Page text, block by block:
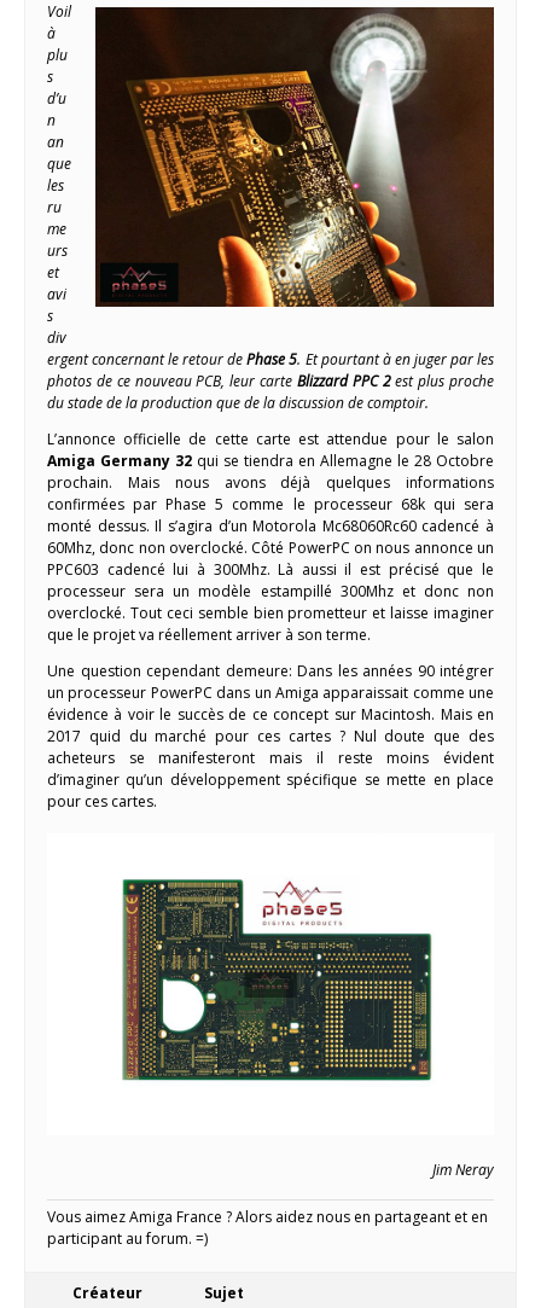
Voil
à
plu
s
d’u
n
an
que
les
ru
me
urs
et
avi
s
div
ergent concernant le retour dePhase 5. Et pourtant à en juger par les
photos de ce nouveau PCB, leur carte Blizzard PPC 2est plus proche
du stade de la production que de la discussion de comptoir.
L’annonce officielle de cette carte est attendue pour le salon
Amiga Germany 32 qui se tiendra en Allemagne le 28 Octobre
prochain. Mais nous avons déjà quelques informations
confirmées par Phase 5 comme le processeur 68k qui sera
monté dessus. Il s’agira d’un Motorola Mc68060Rc60 cadencé à
60Mhz, donc non overclocké. Côté PowerPC on nous annonce un
PPC603 cadencé lui à 300Mhz. Là aussi il est précisé que le
processeur sera un modèle estampillé 300Mhz et donc non
overclocké. Tout ceci semble bien prometteur et laisse imaginer
que le projet va réellement arriver à son terme.
Une question cependant demeure: Dans les années 90 intégrer
un processeur PowerPC dans un Amiga apparaissait comme une
évidence à voir le succès de ce concept sur Macintosh. Mais en
2017 quid du marché pour ces cartes ? Nul doute que des
acheteurs se manifesteront mais il reste moins évident
d’imaginer qu’un développement spécifique se mette en place
pour ces cartes.
Jim Neray
Vous aimez Amiga France ? Alors aidez nous en partageant et en
participant au forum. =)
Créateur Sujet